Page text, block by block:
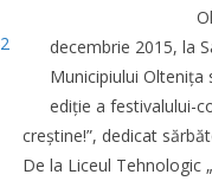
decembrie 2015, la
Municipiului Olteniţa
ediţie a festivalului-
creştine!”, dedicat
De la Liceul Tehnologic